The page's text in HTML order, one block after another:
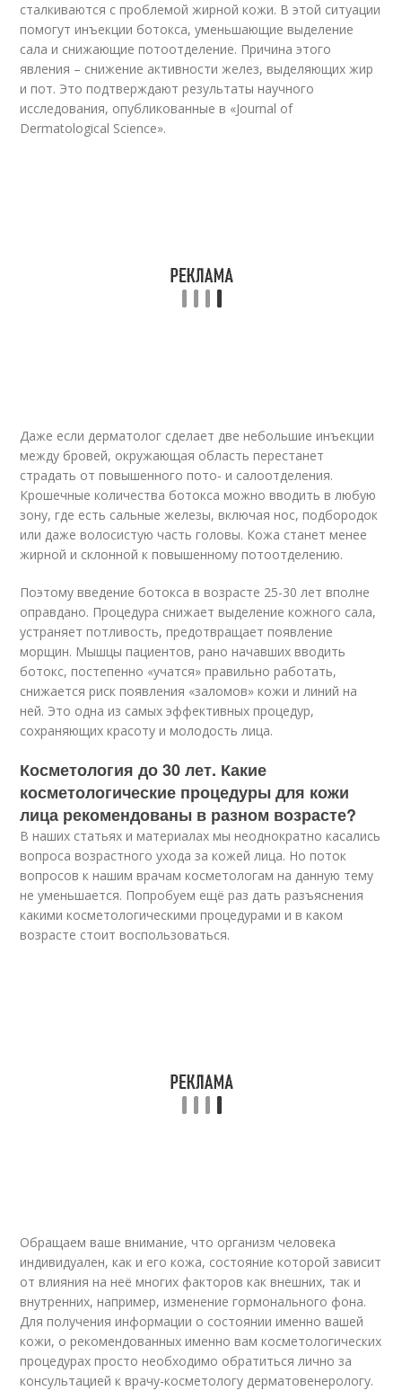
сталкиваются с проблемой жирной кожи. В этой ситуации
помогут инъекции ботокса, уменьшающие выделение
сала и снижающие потоотделение. Причина этого
явления – снижение активности желез, выделяющих жир
и пот. Это подтверждают результаты научного
исследования, опубликованные в «Journal of
Dermatological Science».
Даже если дерматолог сделает две небольшие инъекции
между бровей, окружающая область перестанет
страдать от повышенного пото- и салоотделения.
Крошечные количества ботокса можно вводить в любую
зону, где есть сальные железы, включая нос, подбородок
или даже волосистую часть головы. Кожа станет менее
жирной и склонной к повышенному потоотделению.
Поэтому введение ботокса в возрасте 25-30 лет вполне
оправдано. Процедура снижает выделение кожного сала,
устраняет потливость, предотвращает появление
морщин. Мышцы пациентов, рано начавших вводить
ботокс, постепенно «учатся» правильно работать,
снижается риск появления «заломов» кожи и линий на
ней. Это одна из самых эффективных процедур,
сохраняющих красоту и молодость лица.
Косметология до 30 лет. Какие
косметологические процедуры для кожи
лица рекомендованы в разном возрасте?
В наших статьях и материалах мы неоднократно касались
вопроса возрастного ухода за кожей лица. Но поток
вопросов к нашим врачам косметологам на данную тему
не уменьшается. Попробуем ещё раз дать разъяснения
какими косметологическими процедурами и в каком
возрасте стоит воспользоваться.
Обращаем ваше внимание, что организм человека
индивидуален, как и его кожа, состояние которой зависит
от влияния на неё многих факторов как внешних, так и
внутренних, например, изменение гормонального фона.
Для получения информации о состоянии именно вашей
кожи, о рекомендованных именно вам косметологических
процедурах просто необходимо обратиться лично за
консультацией к врачу-косметологу дерматовенерологу.